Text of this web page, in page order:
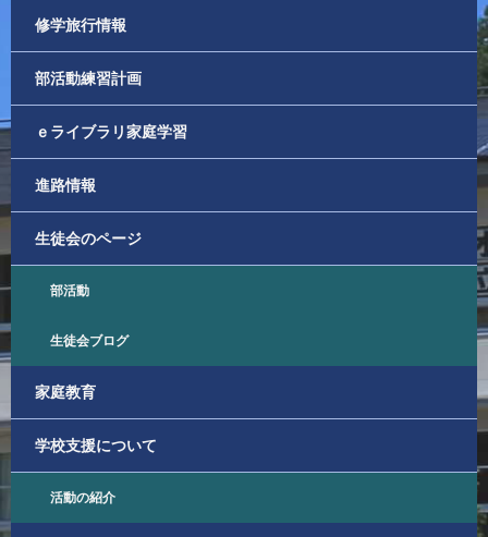
修学旅行情報
部活動練習計画
ｅライブラリ家庭学習
進路情報
生徒会のページ
部活動
生徒会ブログ
家庭教育
学校支援について
活動の紹介